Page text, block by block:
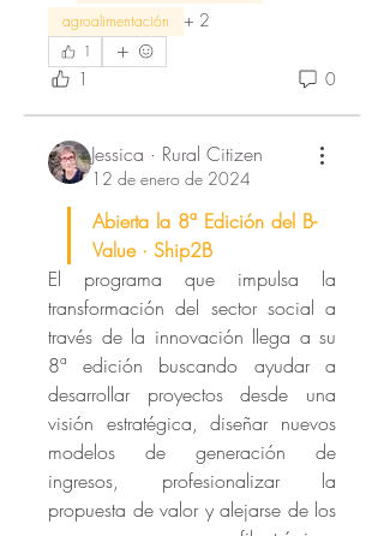
agroalimentación
+ 2
1
1 0
Jessica · Rural Citizen
12 de enero de 2024
Abierta la 8ª Edición del B-
Value · Ship2B
El programa que impulsa la
transformación del sector social a
través de la innovación llega a su
8ª edición buscando ayudar a
desarrollar proyectos desde una
visión estratégica, diseñar nuevos
modelos de generación de
ingresos, profesionalizar la
propuesta de valor y alejarse de los